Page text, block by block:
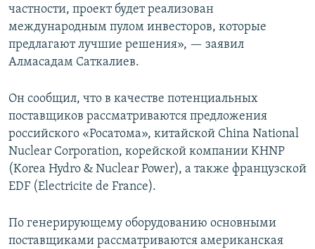
частности, проект будет реализован
международным пулом инвесторов, которые
предлагают лучшие решения», — заявил
Алмасадам Саткалиев.
Он сообщил, что в качестве потенциальных
поставщиков рассматриваются предложения
российского «Росатома», китайской China National
Nuclear Corporation, корейской компании KHNP
(Korea Hydro & Nuclear Power), а также французской
EDF (Еlectricitе de France).
По генерирующему оборудованию основными
поставщиками рассматриваются американская